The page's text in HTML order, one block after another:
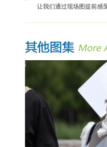
让我们通过现场图提前感